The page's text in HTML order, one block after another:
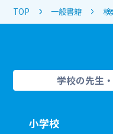
TOP 一般書籍
学校の先生
小学校